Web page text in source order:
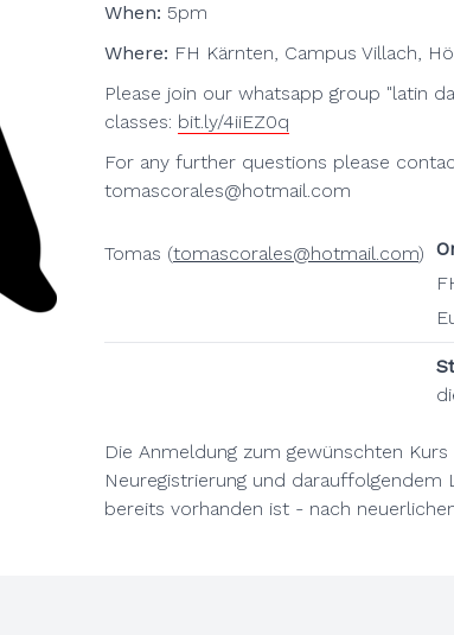
When: 5pm
Where: FH Kärnten, Campus Villach,
Please join our whatsapp group "latin
classes: bit.ly/4iiEZ0q
For any further questions please
tomascorales@hotmail.com
Tomas (tomascorales@hotmail.com)
Die Anmeldung zum gewünschten
Neuregistrierung und darauffolgendem
bereits vorhanden ist - nach